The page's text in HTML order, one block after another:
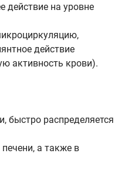
действие на уровне
действие
активность крови).
быстро распределяется
а также в